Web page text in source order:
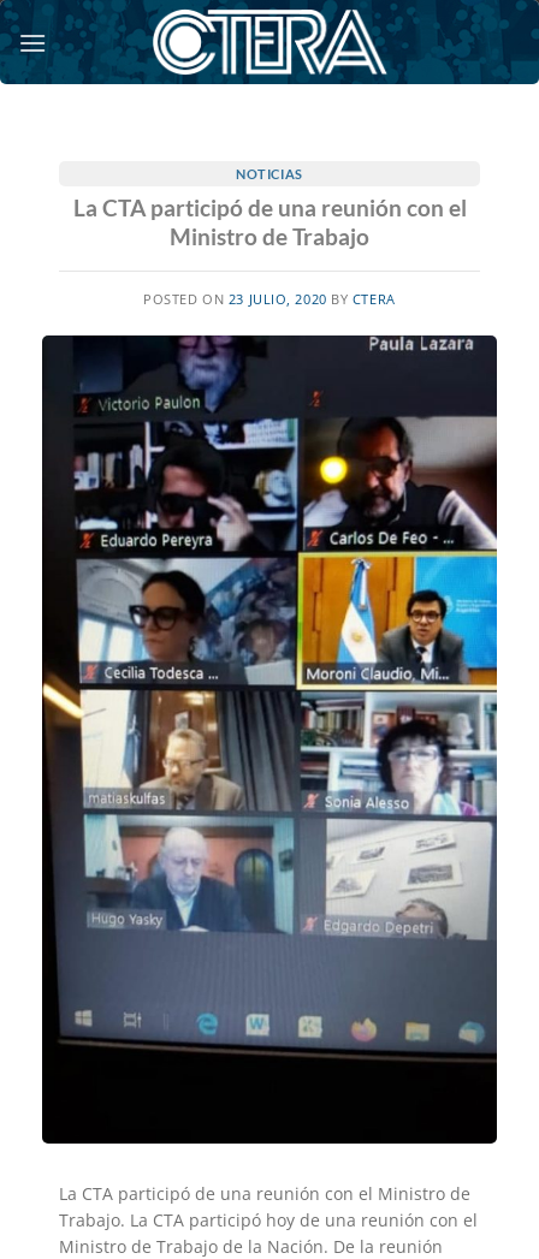
Saltar
al
contenido
NOTICIAS
La CTA participó de una reunión con el
Ministro de Trabajo
POSTED ON 23 JULIO, 2020 BY CTERA
La CTA participó de una reunión con el Ministro de
Trabajo. La CTA participó hoy de una reunión con el
Ministro de Trabajo de la Nación. De la reunión